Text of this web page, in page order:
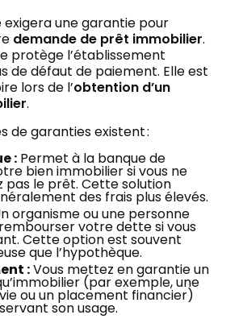
Regroupement de Crédit
une garantie pour
demande de prêt immobilier.
protège l’établissement
de défaut de paiement. Elle est
lors de l’obtention d’un
.
de garanties existent :
: Permet à la banque de
bien immobilier si vous ne
pas le prêt. Cette solution
des frais plus élevés.
organisme ou une personne
votre dette si vous
Cette option est souvent
que l’hypothèque.
:Vous mettez en garantie un
(par exemple, une
ou un placement financier)
son usage.